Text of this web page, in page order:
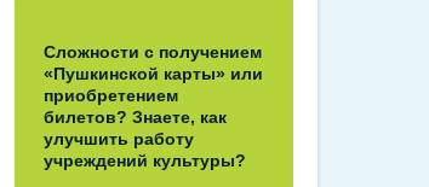
Сложности с получением
«Пушкинской карты» или
приобретением
билетов? Знаете, как
улучшить работу
учреждений культуры?